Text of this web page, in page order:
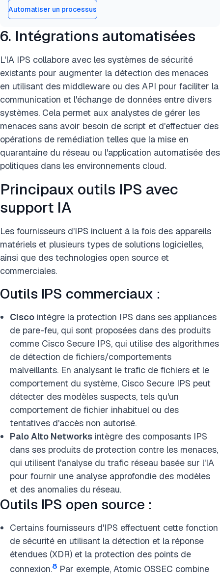
Automatiser un processus
6. Intégrations automatisées
L'IA IPS collabore avec les systèmes de sécurité
existants pour augmenter la détection des menaces
en utilisant des middleware ou des API pour faciliter la
communication et l'échange de données entre divers
systèmes. Cela permet aux analystes de gérer les
menaces sans avoir besoin de script et d'effectuer des
opérations de remédiation telles que la mise en
quarantaine du réseau ou l'application automatisée des
politiques dans les environnements cloud.
Principaux outils IPS avec
support IA
Les fournisseurs d'IPS incluent à la fois des appareils
matériels et plusieurs types de solutions logicielles,
ainsi que des technologies open source et
commerciales.
Outils IPS commerciaux :
Cisco intègre la protection IPS dans ses appliances
de pare-feu, qui sont proposées dans des produits
comme Cisco Secure IPS, qui utilise des algorithmes
de détection de fichiers/comportements
malveillants. En analysant le trafic de fichiers et le
comportement du système, Cisco Secure IPS peut
détecter des modèles suspects, tels qu'un
comportement de fichier inhabituel ou des
tentatives d'accès non autorisé.
Palo Alto Networks intègre des composants IPS
dans ses produits de protection contre les menaces,
qui utilisent l'analyse du trafic réseau basée sur l'IA
pour fournir une analyse approfondie des modèles
et des anomalies du réseau.
Outils IPS open source :
Certains fournisseurs d'IPS effectuent cette fonction
de sécurité en utilisant la détection et la réponse
étendues (XDR) et la protection des points de
connexion.8 Par exemple, Atomic OSSEC combine